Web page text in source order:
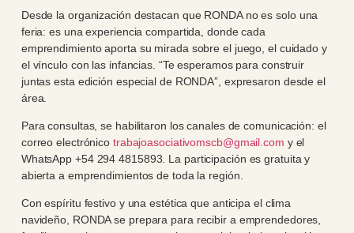
Desde la organización destacan que RONDA no es solo una
feria: es una experiencia compartida, donde cada
emprendimiento aporta su mirada sobre el juego, el cuidado y
el vínculo con las infancias. “Te esperamos para construir
juntas esta edición especial de RONDA”, expresaron desde el
área.
Para consultas, se habilitaron los canales de comunicación: el
correo electrónico trabajoasociativomscb@gmail.com y el
WhatsApp +54 294 4815893. La participación es gratuita y
abierta a emprendimientos de toda la región.
Con espíritu festivo y una estética que anticipa el clima
navideño, RONDA se prepara para recibir a emprendedores,